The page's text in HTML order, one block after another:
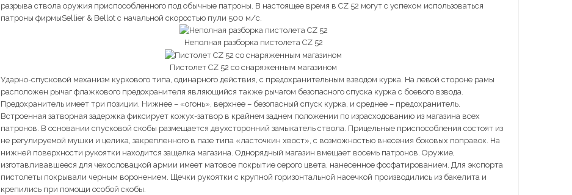
разрыва ствола оружия приспособленного под обычные патроны. В настоящее время в CZ 52 могут с успехом использоваться
патроны фирмыSellier & Bellot с начальной скоростью пули 500 м/с.
Неполная разборка пистолета CZ 52
Пистолет CZ 52 со снаряженным магазином
Ударно-спусковой механизм куркового типа, одинарного действия, с предохранительным взводом курка. На левой стороне рамы
расположен рычаг флажкового предохранителя являющийся также рычагом безопасного спуска курка с боевого взвода.
Предохранитель имеет три позиции. Нижнее – «огонь», верхнее – безопасный спуск курка, и среднее – предохранитель.
Встроенная затворная задержка фиксирует кожух-затвор в крайнем заднем положении по израсходованию из магазина всех
патронов. В основании спусковой скобы размещается двухсторонний замыкатель ствола. Прицельные приспособления состоят из
не регулируемой мушки и целика, закрепленного в пазе типа «ласточкин хвост», с возможностью внесения боковых поправок. На
нижней поверхности рукоятки находится защелка магазина. Однорядный магазин вмещает восемь патронов. Оружие,
изготавливавшееся для чехословацкой армии имеет матовое покрытие серого цвета, нанесенное фосфатированием. Для экспорта
пистолеты покрывали черным воронением. Щечки рукоятки с крупной горизонтальной насечкой производились из бакелита и
крепились при помощи особой скобы.